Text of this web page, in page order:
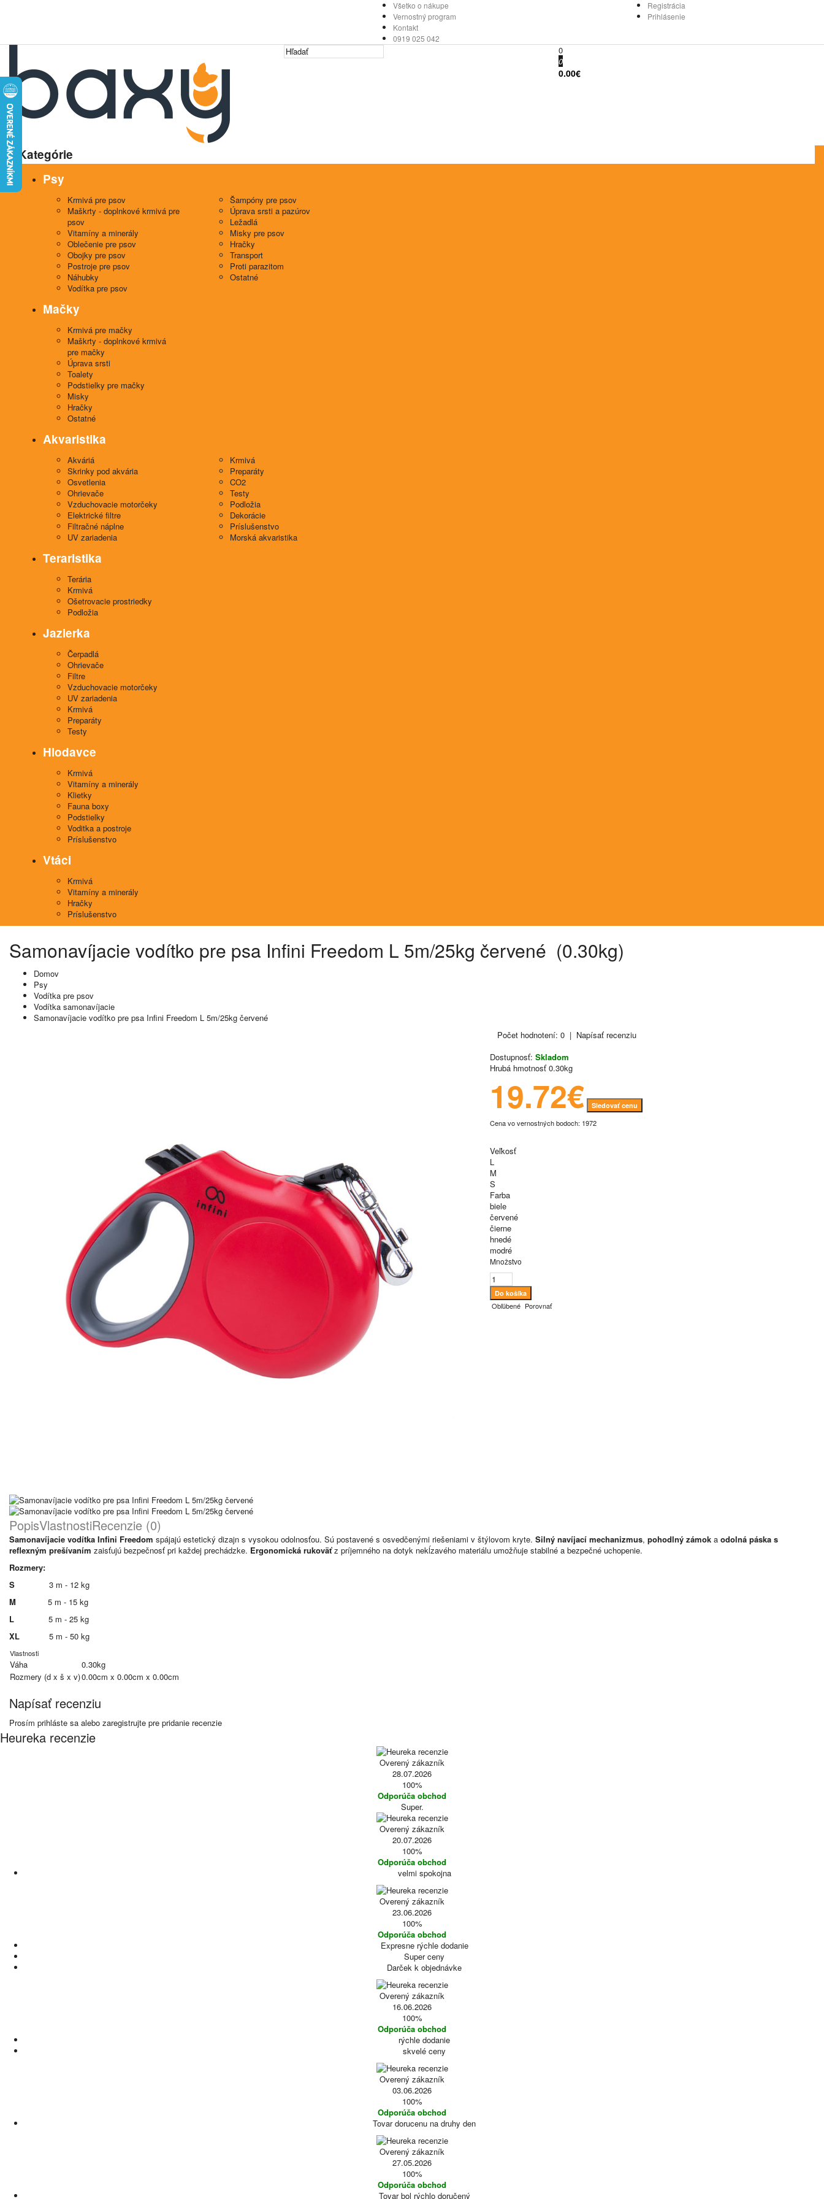
Všetko o nákupe
Vernostný program
Kontakt
0919 025 042
Registrácia
Prihlásenie
0
0
0.00€
Kategórie
Psy
Krmivá pre psov
Maškrty - doplnkové krmivá pre
psov
Vitamíny a minerály
Oblečenie pre psov
Obojky pre psov
Postroje pre psov
Náhubky
Vodítka pre psov
Šampóny pre psov
Úprava srsti a pazúrov
Ležadlá
Misky pre psov
Hračky
Transport
Proti parazitom
Ostatné
Mačky
Krmivá pre mačky
Maškrty - doplnkové krmivá
pre mačky
Úprava srsti
Toalety
Podstielky pre mačky
Misky
Hračky
Ostatné
Akvaristika
Akváriá
Skrinky pod akvária
Osvetlenia
Ohrievače
Vzduchovacie motorčeky
Elektrické filtre
Filtračné náplne
UV zariadenia
Krmivá
Preparáty
CO2
Testy
Podložia
Dekorácie
Príslušenstvo
Morská akvaristika
Teraristika
Terária
Krmivá
Ošetrovacie prostriedky
Podložia
Jazierka
Čerpadlá
Ohrievače
Filtre
Vzduchovacie motorčeky
UV zariadenia
Krmivá
Preparáty
Testy
Hlodavce
Krmivá
Vitamíny a minerály
Klietky
Fauna boxy
Podstielky
Voditka a postroje
Príslušenstvo
Vtáci
Krmivá
Vitamíny a minerály
Hračky
Príslušenstvo
Samonavíjacie vodítko pre psa Infini Freedom L 5m/25kg červené (0.30kg)
Domov
Psy
Vodítka pre psov
Vodítka samonavíjacie
Samonavíjacie vodítko pre psa Infini Freedom L 5m/25kg červené
Počet hodnotení: 0 | Napísať recenziu
Dostupnosť: Skladom
Hrubá hmotnosť 0.30kg
19.72€ Sledovať cenu
Cena vo vernostných bodoch: 1972
Veľkosť
L
M
S
Farba
biele
červené
čierne
hnedé
modré
Množstvo
Obľúbené Porovnať
PopisVlastnostiRecenzie (0)
Samonavíjacie vodítka Infini Freedom spájajú estetický dizajn s vysokou odolnosťou. Sú postavené s osvedčenými riešeniami v štýlovom kryte. Silný navíjací mechanizmus, pohodlný zámok a odolná páska s
reflexným prešívaním zaisťujú bezpečnosť pri každej prechádzke. Ergonomická rukoväťz príjemného na dotyk nekĺzavého materiálu umožňuje stabilné a bezpečné uchopenie.
Rozmery:
S 3 m - 12 kg
M 5 m - 15 kg
L
5 m - 25 kg
XL 5 m - 50 kg
Vlastnosti
Váha
0.30kg
Rozmery (d x š x v)0.00cm x 0.00cm x 0.00cm
Napísať recenziu
Prosím prihláste sa alebo zaregistrujte pre pridanie recenzie
Heureka recenzie
Overený zákazník
28.07.2026
100%
Odporúča obchod
Super.
Overený zákazník
20.07.2026
100%
Odporúča obchod
velmi spokojna
Overený zákazník
23.06.2026
100%
Odporúča obchod
Expresne rýchle dodanie
Super ceny
Darček k objednávke
Overený zákazník
16.06.2026
100%
Odporúča obchod
rýchle dodanie
skvelé ceny
Overený zákazník
03.06.2026
100%
Odporúča obchod
Tovar dorucenu na druhy den
Overený zákazník
27.05.2026
100%
Odporúča obchod
Tovar bol rýchlo doručený